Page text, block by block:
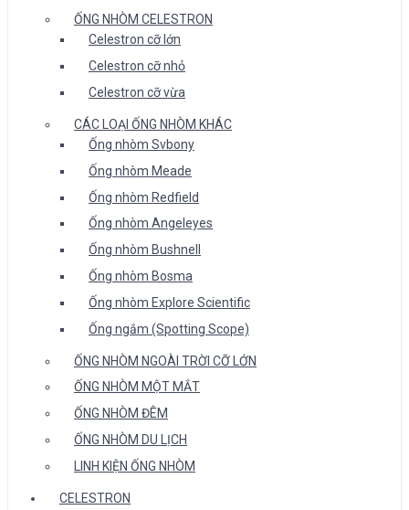
ỐNG NHÒM CELESTRON
Celestron cỡ lớn
Celestron cỡ nhỏ
Celestron cỡ vừa
CÁC LOẠI ỐNG NHÒM KHÁC
Ống nhòm Svbony
Ống nhòm Meade
Ống nhòm Redfield
Ống nhòm Angeleyes
Ống nhòm Bushnell
Ống nhòm Bosma
Ống nhòm Explore Scientific
Ống ngắm (Spotting Scope)
ỐNG NHÒM NGOÀI TRỜI CỠ LỚN
ỐNG NHÒM MỘT MẮT
ỐNG NHÒM ĐÊM
ỐNG NHÒM DU LỊCH
LINH KIỆN ỐNG NHÒM
CELESTRON